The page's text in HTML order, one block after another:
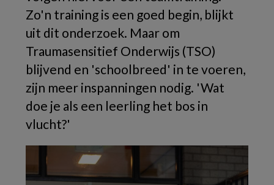
Zo'n training is een goed begin, blijkt
uit dit onderzoek. Maar om
Traumasensitief Onderwijs (TSO)
blijvend en 'schoolbreed' in te voeren,
zijn meer inspanningen nodig. 'Wat
doe je als een leerling het bos in
vlucht?'